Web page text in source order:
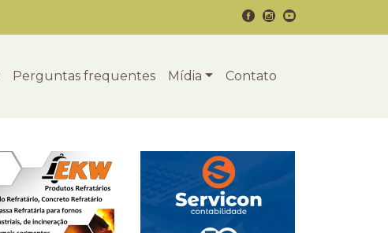
Perguntas frequentes Mídia Contato